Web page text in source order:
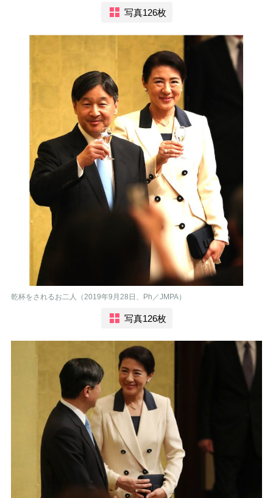
写真126枚
乾杯をされるお二人（2019年9月28日、Ph／JMPA）
写真126枚